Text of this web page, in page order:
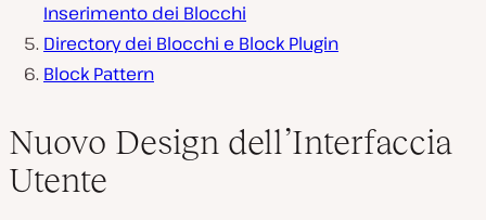
Inserimento dei Blocchi
Directory dei Blocchi e Block Plugin
Block Pattern
Nuovo Design dell’Interfaccia
Utente